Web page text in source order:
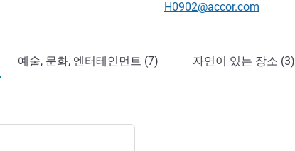
E-mail
H0902@accor.com
예술, 문화, 엔터테인먼트 (7) 자연이 있는 장소 (3)